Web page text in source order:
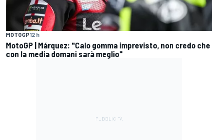
MOTOGP12 h
MotoGP | Márquez: "Calo gomma imprevisto, non credo che
con la media domani sarà meglio"